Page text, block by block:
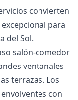
convierten
para
del Sol.
salón-comedor
ventanales
terrazas. Los
con